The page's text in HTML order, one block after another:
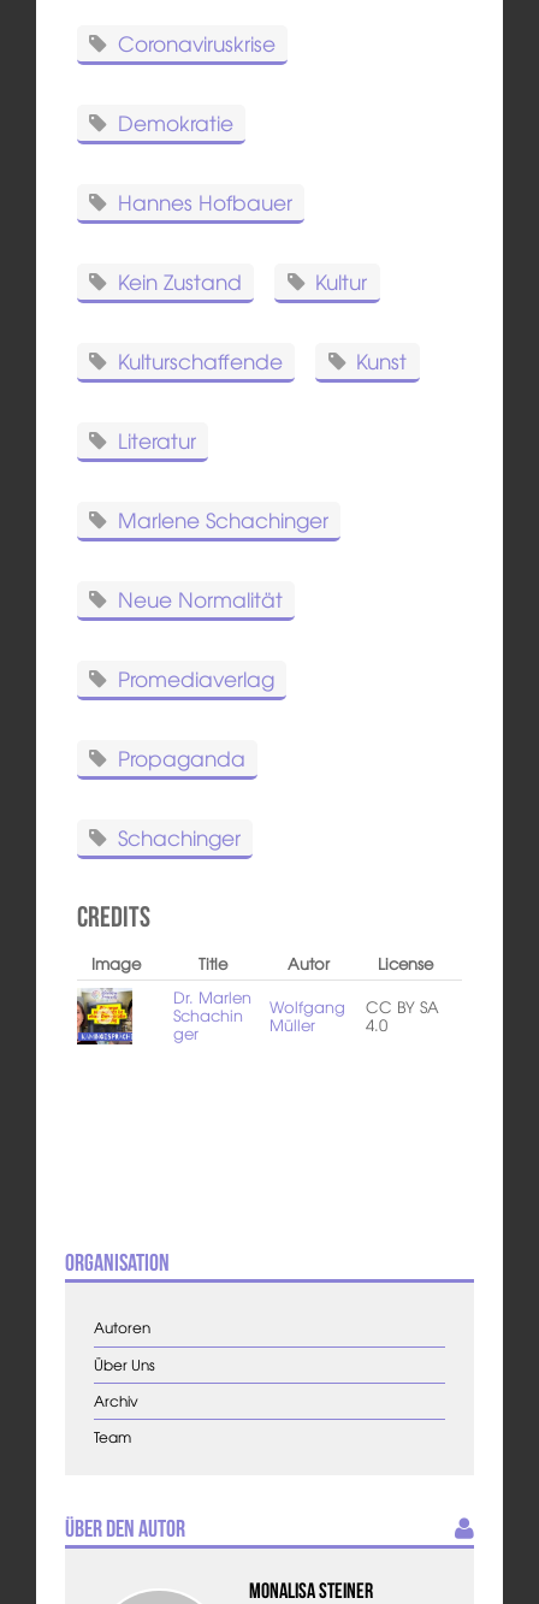
Coronaviruskrise
Demokratie
Hannes Hofbauer
Kein Zustand Kultur
Kulturschaffende Kunst
Literatur
Marlene Schachinger
Neue Normalität
Promediaverlag
Propaganda
Schachinger
Credits
Image Title Autor
License
Dr. Marlen
Schachin
ger
Wolfgang
Müller
CC BY SA
4.0
Organisation
Autoren
Über Uns
Archiv
Team
Über den Autor
Monalisa Steiner